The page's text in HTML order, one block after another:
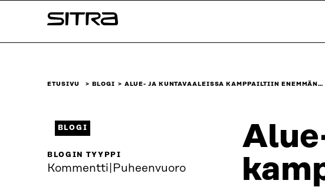
sisältöön
Sitra
ETUSIVU BLOGI ALUE- JA KUNTAVAALEISSA KAMPPAILTIIN ENEMMÄN…
BLOGI
BLOGIN TYYPPI
Kommentti|Puheenvuoro